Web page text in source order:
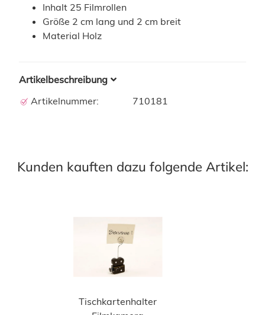
Inhalt 25 Filmrollen
Größe 2 cm lang und 2 cm breit
Material Holz
Artikelbeschreibung
Artikelnummer:
710181
Kunden kauften dazu folgende Artikel:
Tischkartenhalter